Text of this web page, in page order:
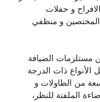
و حفلات
المختصين و منظفي
مستلزمات الضيافة
الأنواع ذات الدرجة
من الطاولات و
الملفتة للنظر،